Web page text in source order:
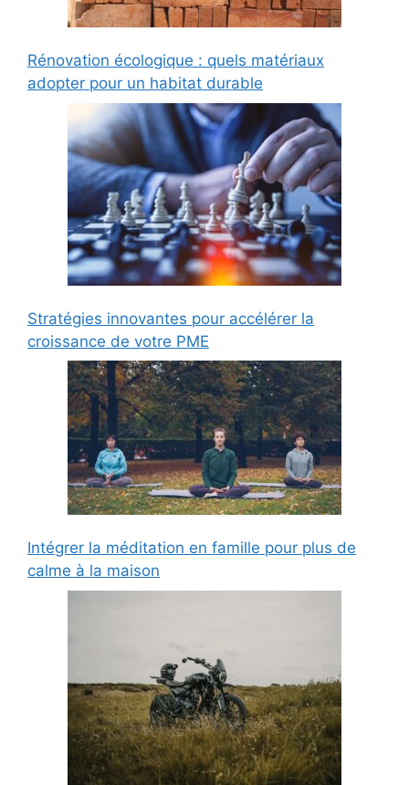
Rénovation écologique : quels matériaux
adopter pour un habitat durable
Stratégies innovantes pour accélérer la
croissance de votre PME
Intégrer la méditation en famille pour plus de
calme à la maison